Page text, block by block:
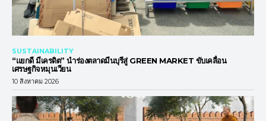
SUSTAINABILITY
“แยกดี มีเครดิต” นำร่องตลาดมีนบุรีสู่ GREEN MARKET ขับเคลื่อน
เศรษฐกิจหมุนเวียน
10 สิงหาคม 2026